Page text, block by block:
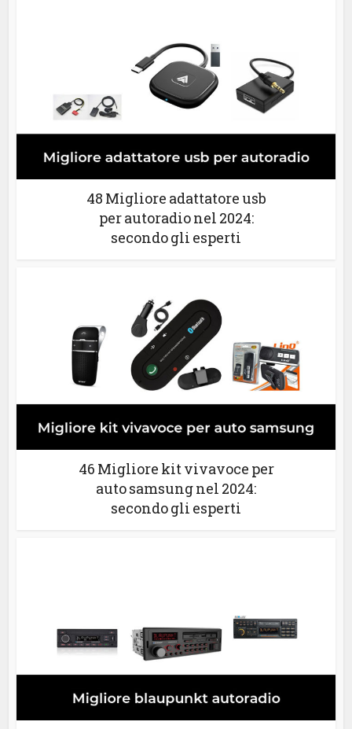
48 Migliore adattatore usb
per autoradio nel 2024:
secondo gli esperti
46 Migliore kit vivavoce per
auto samsung nel 2024:
secondo gli esperti